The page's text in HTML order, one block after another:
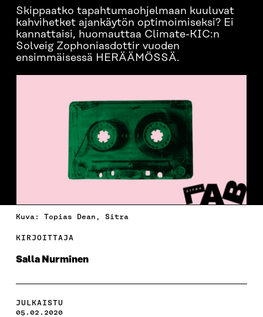
Skippaatko tapahtumaohjelmaan kuuluvat
kahvihetket ajankäytön optimoimiseksi? Ei
kannattaisi, huomauttaa Climate-KIC:n
Solveig Zophoniasdottir vuoden
ensimmäisessä HERÄÄMÖSSÄ.
Kuva: Topias Dean, Sitra
KIRJOITTAJA
Salla Nurminen
JULKAISTU
05.02.2020